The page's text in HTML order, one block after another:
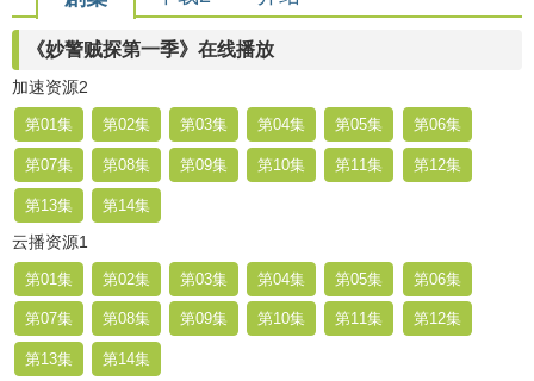
《妙警贼探第一季》在线播放
加速资源2
第01集 第02集 第03集 第04集 第05集 第06集
第07集 第08集 第09集 第10集 第11集 第12集
第13集 第14集
云播资源1
第01集 第02集 第03集 第04集 第05集 第06集
第07集 第08集 第09集 第10集 第11集 第12集
第13集 第14集